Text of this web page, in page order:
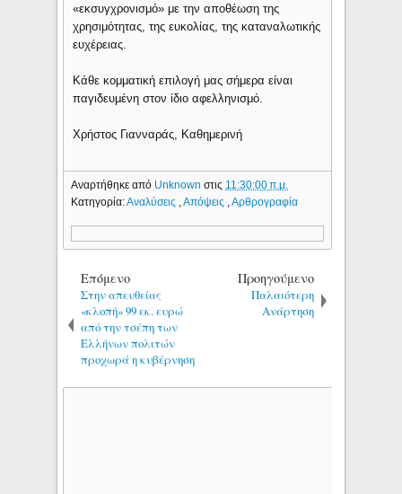
«εκσυγχρονισμό» με την αποθέωση της
χρησιμότητας, της ευκολίας, της καταναλωτικής
ευχέρειας.
Κάθε κομματική επιλογή μας σήμερα είναι
παγιδευμένη στον ίδιο αφελληνισμό.
Χρήστος Γιανναράς, Καθημερινή
Αναρτήθηκε από Unknownστις 11:30:00 π.μ.
Κατηγορία:Αναλύσεις ,Απόψεις ,Αρθρογραφία
Επόμενο
Στην απευθείας
«κλοπή» 99 εκ. ευρώ
από την τσέπη των
Ελλήνων πολιτών
προχωρά η κυβέρνηση
Προηγούμενο
Παλαιότερη
Ανάρτηση